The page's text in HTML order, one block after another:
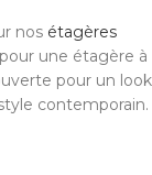
nos étagères
une étagère à
pour un look
contemporain.